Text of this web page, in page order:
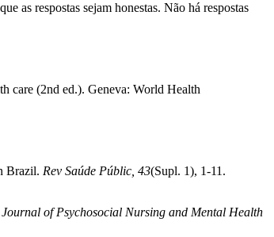
as respostas sejam honestas. Não há respostas
care (2nd ed.). Geneva: World Health
Brazil. Rev Saúde Públic, 43(Supl. 1), 1-11.
Journal of Psychosocial Nursing and Mental Health